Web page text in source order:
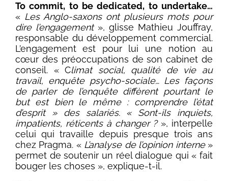
To commit, to be dedicated, to undertake…
« Les Anglo-saxons ont plusieurs mots pour
dire l’engagement», glisse Mathieu Jouffray,
responsable du développement commercial.
L’engagement est pour lui une notion au
cœur des préoccupations de son cabinet de
conseil. « Climat social, qualité de vie au
travail, enquête psycho-sociale… Les façons
de parler de l’enquête diffèrent pourtant le
but est bien le même : comprendre l’état
d’esprit » des salariés. « Sont-ils inquiets,
impatients, réticents à changer ?», interpelle
celui qui travaille depuis presque trois ans
chez Pragma. « L’analyse de l’opinion interne»
permet de soutenir un réel dialogue qui « fait
bouger les choses », explique-t-il.